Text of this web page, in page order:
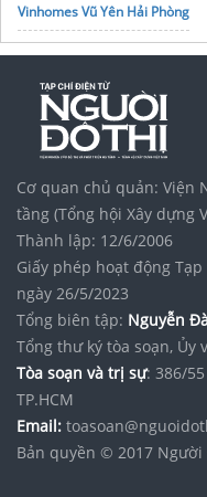
Vinhomes Vũ Yên Hải Phòng
Vinhomes Saigon Park
Tập đoàn Bcons Group
Địa chỉ bánmáy nghiền bi sứ
Cơ quan chủ quản: Viện
tầng (Tổng hội Xây dựng
Thành lập: 12/6/2006
Giấy phép hoạt động Tạp
ngày 26/5/2023
Tổng biên tập: Nguyễn
Tổng thư ký tòa soạn, Ủy
Tòa soạn và trị sự: 386/
TP.HCM
Email:
Bản quyền © 2017